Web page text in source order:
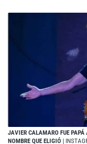
JAVIER CALAMARO FUE
NOMBRE QUE ELIGIÓ |